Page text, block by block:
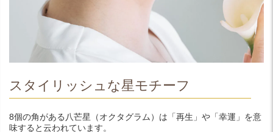
スタイリッシュな星モチーフ
8個の角がある八芒星（オクタグラム）は「再生」や「幸運」を意
味すると云われています。